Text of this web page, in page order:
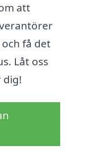
att
få det
Låt oss